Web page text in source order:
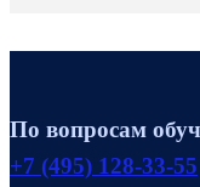
По вопросам
+7 (495) 128-33-55